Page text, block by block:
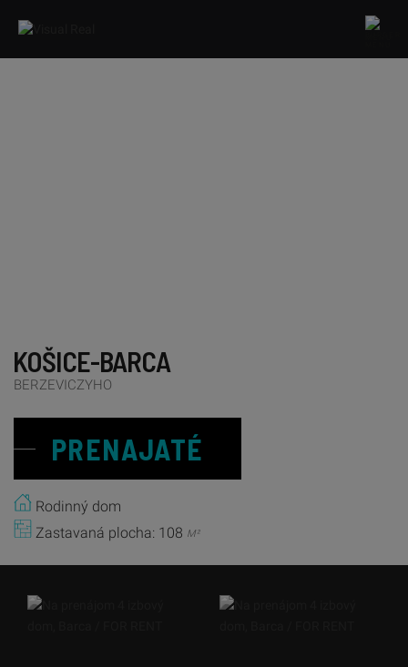
KOŠICE-BARCA
BERZEVICZYHO
PRENAJATÉ
Rodinný dom
Zastavaná plocha: 108 M²